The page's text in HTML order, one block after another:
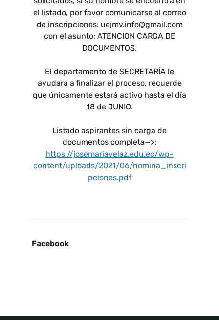
el listado, por favor comunicarse al correo
de inscripciones: uejmv.info@gmail.com
con el asunto: ATENCION CARGA DE
DOCUMENTOS.
El departamento de SECRETARÍA le
ayudará a finalizar el proceso, recuerde
que únicamente estará activo hasta el día
18 de JUNIO.
Listado aspirantes sin carga de
documentos completa—>:
https://josemariavelaz.edu.ec/wp-
content/uploads/2021/06/nomina_inscri
pciones.pdf
Facebook